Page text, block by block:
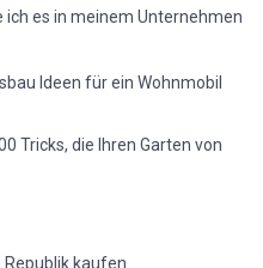
ich es in meinem Unternehmen
Ideen für ein Wohnmobil
Tricks, die Ihren Garten von
kaufen